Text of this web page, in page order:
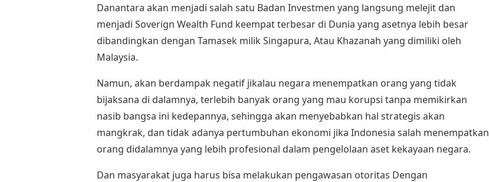
Danantara akan menjadi salah satu Badan Investmen yang langsung melejit dan
menjadi Soverign Wealth Fund keempat terbesar di Dunia yang asetnya lebih besar
dibandingkan dengan Tamasek milik Singapura, Atau Khazanah yang dimiliki oleh
Malaysia.
Namun, akan berdampak negatif jikalau negara menempatkan orang yang tidak
bijaksana di dalamnya, terlebih banyak orang yang mau korupsi tanpa memikirkan
nasib bangsa ini kedepannya, sehingga akan menyebabkan hal strategis akan
mangkrak, dan tidak adanya pertumbuhan ekonomi jika Indonesia salah menempatkan
orang didalamnya yang lebih profesional dalam pengelolaan aset kekayaan negara.
Dan masyarakat juga harus bisa melakukan pengawasan otoritas Dengan